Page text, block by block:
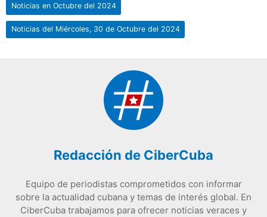
Noticias en Octubre del 2024
Noticias del Miércoles, 30 de Octubre del 2024
Redacción de CiberCuba
Equipo de periodistas comprometidos con informar
sobre la actualidad cubana y temas de interés global. En
CiberCuba trabajamos para ofrecer noticias veraces y